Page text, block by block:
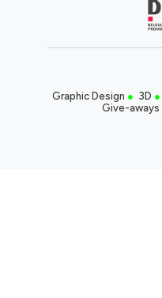
Graphic Design ● 3D ●
Give-aways